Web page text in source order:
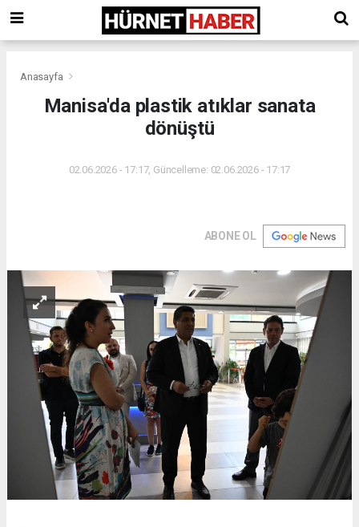
Anasayfa
Manisa'da plastik atıklar sanata
dönüştü
02.06.2026 - 17:17, Güncelleme: 02.06.2026 - 17:17
ABONE OL